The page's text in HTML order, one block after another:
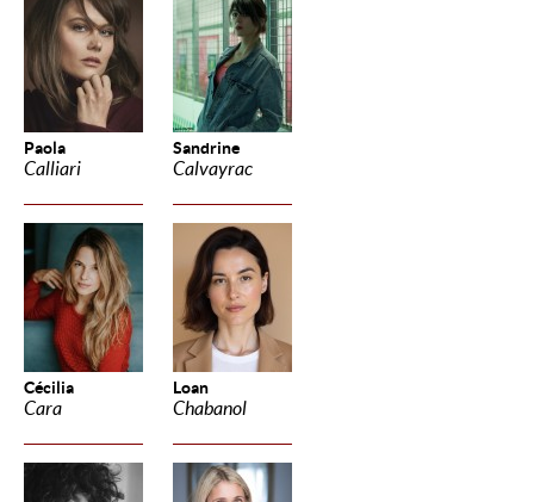
Paola
Calliari
Sandrine
Calvayrac
Cécilia
Cara
Loan
Chabanol